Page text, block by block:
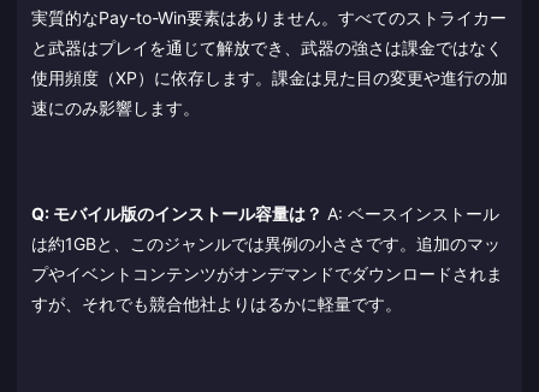
実質的なPay-to-Win要素はありません。すべてのストライカー
と武器はプレイを通じて解放でき、武器の強さは課金ではなく
使用頻度（XP）に依存します。課金は見た目の変更や進行の加
速にのみ影響します。
Q: モバイル版のインストール容量は？ A: ベースインストール
は約1GBと、このジャンルでは異例の小ささです。追加のマッ
プやイベントコンテンツがオンデマンドでダウンロードされま
すが、それでも競合他社よりはるかに軽量です。